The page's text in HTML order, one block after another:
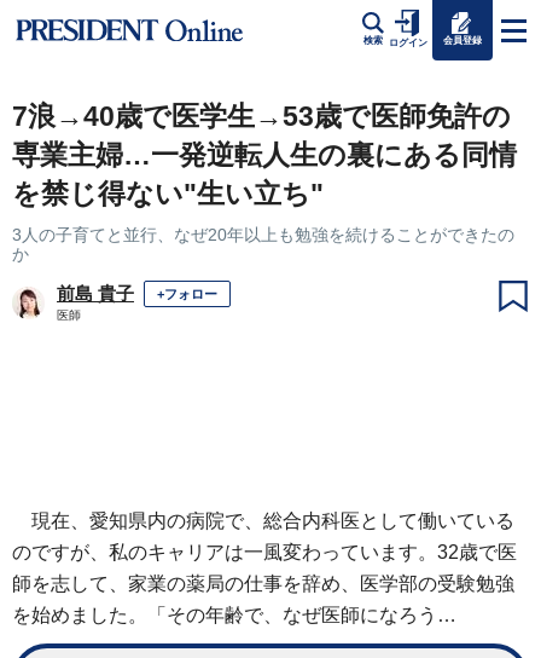
検索 ログイン 会員登録
7浪→40歳で医学生→53歳で医師免許の
専業主婦…一発逆転人生の裏にある同情
を禁じ得ない"生い立ち"
3人の子育てと並行、なぜ20年以上も勉強を続けることができたの
か
前島 貴子 +フォロー
医師
現在、愛知県内の病院で、総合内科医として働いている
のですが、私のキャリアは一風変わっています。32歳で医
師を志して、家業の薬局の仕事を辞め、医学部の受験勉強
を始めました。「その年齢で、なぜ医師になろう…